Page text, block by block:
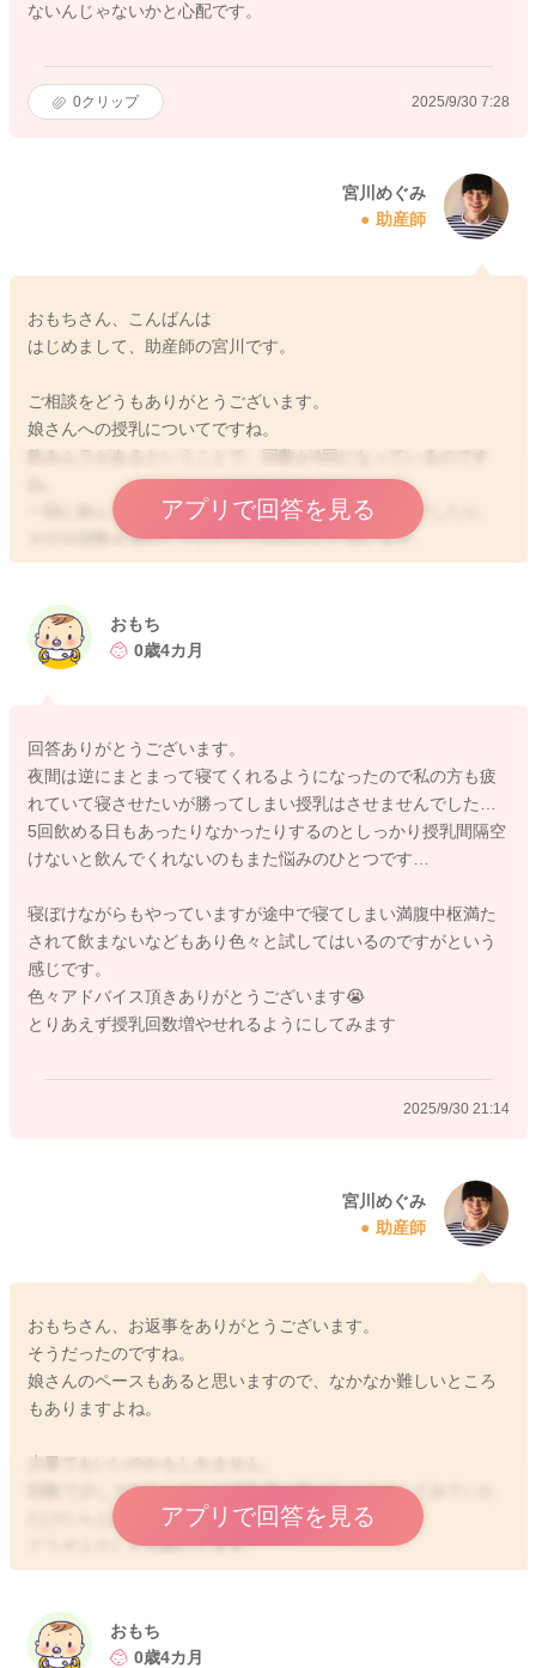
ないんじゃないかと心配です。
0クリップ 2025/9/30 7:28
宮川めぐみ
助産師
おもちさん、こんばんは
はじめまして、助産師の宮川です。
ご相談をどうもありがとうございます。
娘さんへの授乳についてですね。
飲みムラがあるということで、回数が4回になっているのです
一回に飲んでくれる量が減っていることもあるようでしたら、
その分回数を増やしていただくのがいいと思います。
起きている時より、寝ぼけているタイミングを狙って授乳をし
ていただくことにより、哺乳量を稼げるようになることがあり
また短期集中で回数でトータルの哺乳量を稼げるようにされて
みるのもいいですよ。
起きている時は難しそうでしたら、日中や夜間のねんねのタイ
どうぞよろしくお願いします。
アプリで回答を見る
おもち
0歳4カ月
回答ありがとうございます。
夜間は逆にまとまって寝てくれるようになったので私の方も疲
れていて寝させたいが勝ってしまい授乳はさせませんでした…
5回飲める日もあったりなかったりするのとしっかり授乳間隔空
けないと飲んでくれないのもまた悩みのひとつです…
寝ぼけながらもやっていますが途中で寝てしまい満腹中枢満た
されて飲まないなどもあり色々と試してはいるのですがという
感じです。
色々アドバイス頂きありがとうございます😭
とりあえず授乳回数増やせれるようにしてみます
2025/9/30 21:14
宮川めぐみ
助産師
おもちさん、お返事をありがとうございます。
そうだったのですね。
娘さんのペースもあると思いますので、なかなか難しいところ
もありますよね。
少量でもいいのかもしれません。
回数で少しでもトータルの哺乳量が稼げるようにしてみていた
だけたらと思います。
どうぞよろしくお願いします。
アプリで回答を見る
おもち
0歳4カ月